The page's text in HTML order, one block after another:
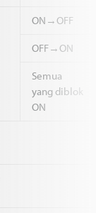
ON→OFF
OFF→ON
Semua
yang diblok
ON